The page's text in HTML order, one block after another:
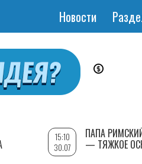
Основная
Новости
15:10
30.07
ПАПА
— ТЯЖКОЕ